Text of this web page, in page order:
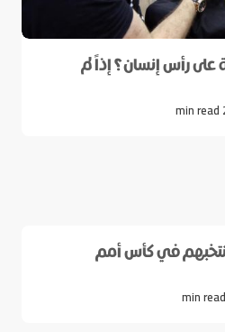
على رأس إنسان؟ إذاً لم
2
في كأس أمم